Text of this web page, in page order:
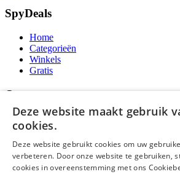
SpyDeals
Home
Categorieën
Winkels
Gratis
Over ons
Over ons
Contact
Publicatieregels
Legal
Deze website maakt gebruik
cookies.
Deze website gebruikt cookies om uw
verbeteren. Door onze website te gebruiken,
cookies in overeenstemming met ons